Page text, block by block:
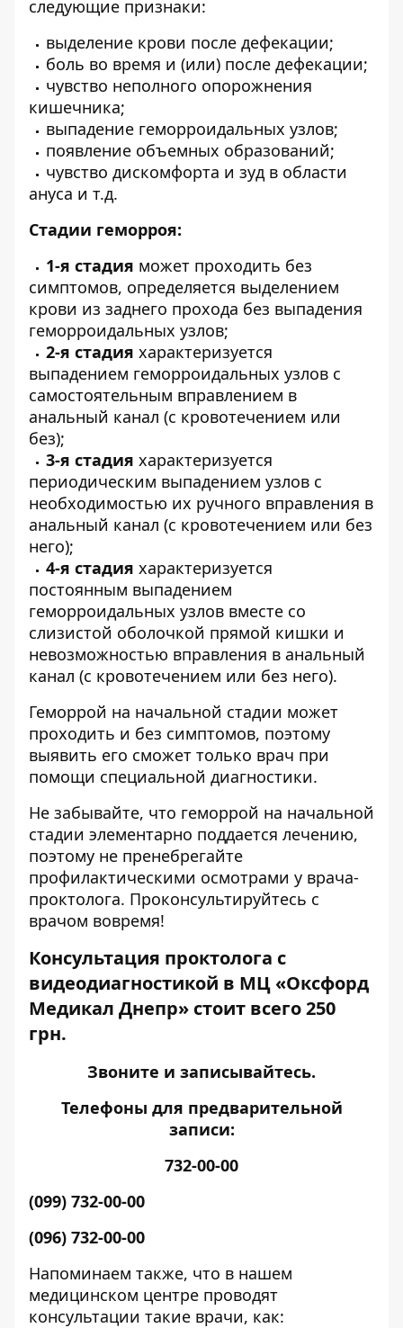
следующие признаки:
выделение крови после дефекации;
боль во время и (или) после дефекации;
чувство неполного опорожнения
кишечника;
выпадение геморроидальных узлов;
появление объемных образований;
чувство дискомфорта и зуд в области
ануса и т.д.
Стадии геморроя:
1-я стадия может проходить без
симптомов, определяется выделением
крови из заднего прохода без выпадения
геморроидальных узлов;
2-я стадия характеризуется
выпадением геморроидальных узлов с
самостоятельным вправлением в
анальный канал (с кровотечением или
без);
3-я стадия характеризуется
периодическим выпадением узлов с
необходимостью их ручного вправления в
анальный канал (с кровотечением или без
него);
4-я стадия характеризуется
постоянным выпадением
геморроидальных узлов вместе со
слизистой оболочкой прямой кишки и
невозможностью вправления в анальный
канал (с кровотечением или без него).
Геморрой на начальной стадии может
проходить и без симптомов, поэтому
выявить его сможет только врач при
помощи специальной диагностики.
Не забывайте, что геморрой на начальной
стадии элементарно поддается лечению,
поэтому не пренебрегайте
профилактическими осмотрами у врача-
проктолога. Проконсультируйтесь с
врачом вовремя!
Консультация проктолога с
видеодиагностикой в МЦ «Оксфорд
Медикал Днепр» стоит всего 250
грн.
Звоните и записывайтесь.
Телефоны для предварительной
записи:
732-00-00
(099) 732-00-00
(096) 732-00-00
Напоминаем также, что в нашем
медицинском центре проводят
консультации такие врачи, как: